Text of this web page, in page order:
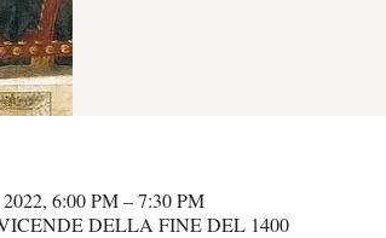
6:00 PM – 7:30 PM
DELLA FINE DEL 1400